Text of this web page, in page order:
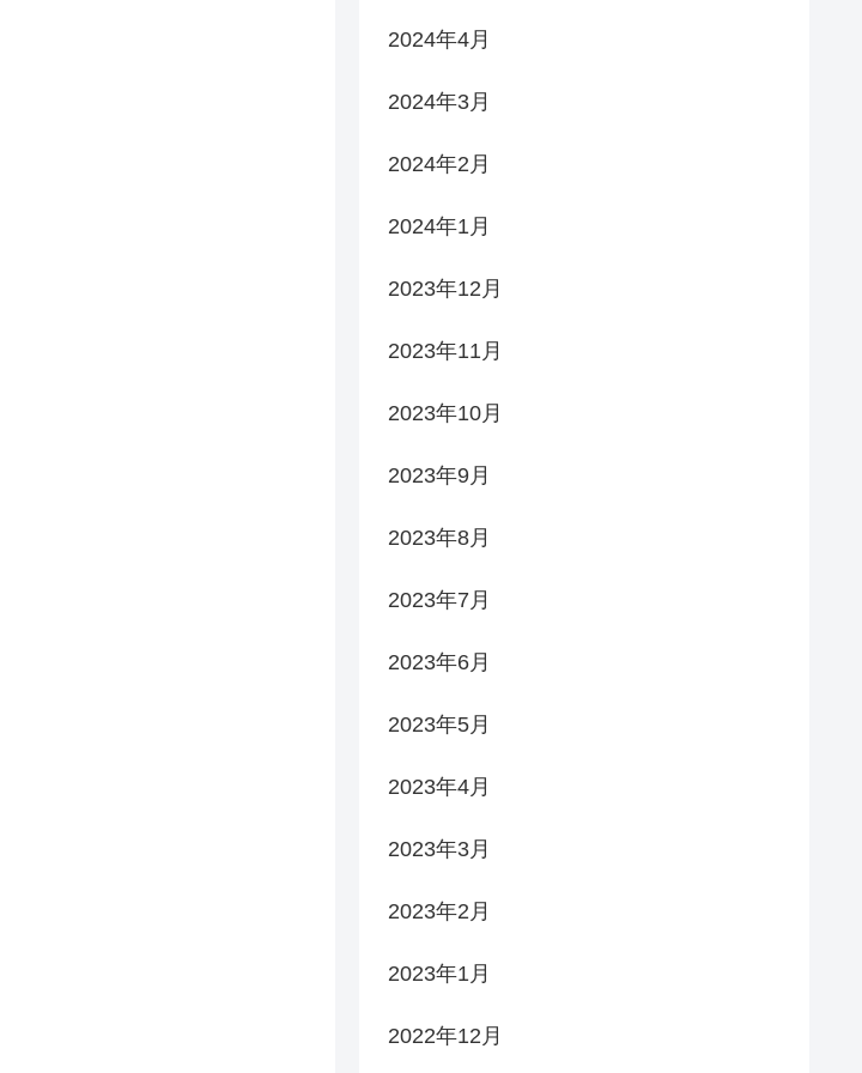
2024年4月
2024年3月
2024年2月
2024年1月
2023年12月
2023年11月
2023年10月
2023年9月
2023年8月
2023年7月
2023年6月
2023年5月
2023年4月
2023年3月
2023年2月
2023年1月
2022年12月